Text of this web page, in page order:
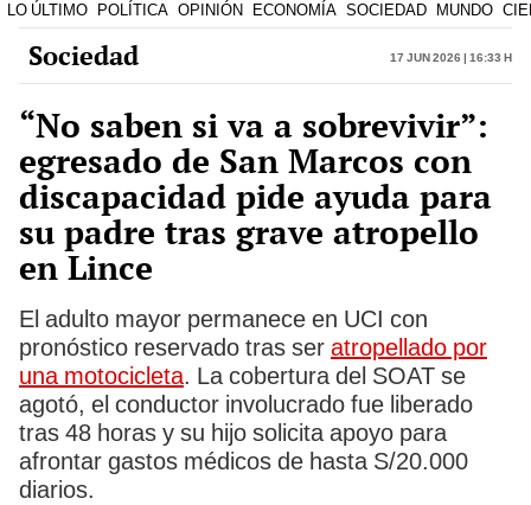
LO ÚLTIMO POLÍTICA OPINIÓN ECONOMÍA SOCIEDAD MUNDO
Sociedad 17 Jun 2026 | 16:33 h
“No saben si va a sobrevivir”:
egresado de San Marcos con
discapacidad pide ayuda para
su padre tras grave atropello
en Lince
El adulto mayor permanece en UCI con
pronóstico reservado tras ser atropellado por
una motocicleta. La cobertura del SOAT se
agotó, el conductor involucrado fue liberado
tras 48 horas y su hijo solicita apoyo para
afrontar gastos médicos de hasta S/20.000
diarios.